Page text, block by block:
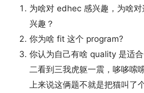
为啥对 edhec 感兴趣，为啥
兴趣？
你为啥 fit 这个 program?
你认为自己有啥 quality 是适
二看到三我虎躯一震，哆哆嗦
上来说这俩题不就是把猫叫了